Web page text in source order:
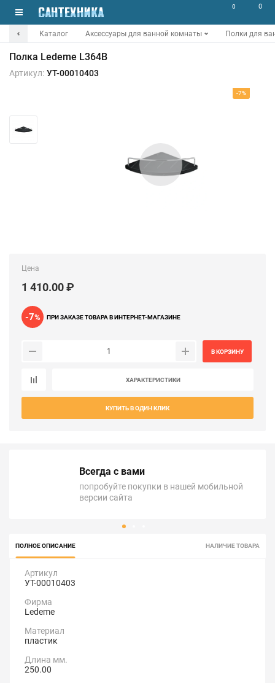
0 0
Каталог Аксессуары для ванной комнаты Полки для
Полка Ledeme L364B
Артикул: УТ-00010403
-7%
Цена
1 410.00 ₽
-7% ПРИ ЗАКАЗЕ ТОВАРА В ИНТЕРНЕТ-МАГАЗИНЕ
В КОРЗИНУ
ХАРАКТЕРИСТИКИ
КУПИТЬ В ОДИН КЛИК
Всегда с вами
попробуйте покупки в нашей мобильной
версии сайта
ПОЛНОЕ ОПИСАНИЕ НАЛИЧИЕ ТОВАРА
Артикул
УТ-00010403
Фирма
Ledeme
Материал
пластик
Длина мм.
250.00